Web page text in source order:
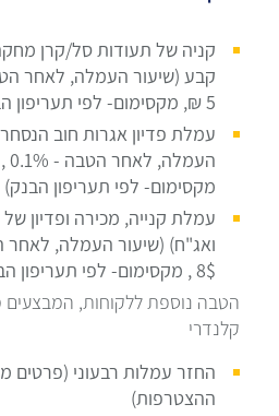
קניה של תעודות סל/קרן
5 ₪, מקסימום- לפי תעריפון הבנק)
עמלת פדיון אגרות חוב
מקסימום- לפי תעריפון הבנק)
עמלת קנייה, מכירה ופדיון
8$ , מקסימום- לפי תעריפון הבנק)
קלנדרי
החזר עמלות רבעוני (פרטים
ההצטרפות)